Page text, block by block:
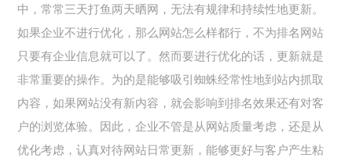
中，常常三天打鱼两天晒网，无法有规律和持续性地更新。
如果企业不进行优化，那么网站怎么样都行，不为排名网站
只要有企业信息就可以了。然而要进行优化的话，更新就是
非常重要的操作。为的是能够吸引蜘蛛经常性地到站内抓取
内容，如果网站没有新内容，就会影响到排名效果还有对客
户的浏览体验。因此，企业不管是从网站质量考虑，还是从
优化考虑，认真对待网站日常更新，能够更好与客户产生粘